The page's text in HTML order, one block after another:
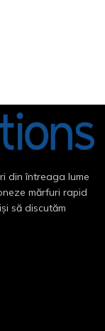
din întreaga lume
mărfuri rapid
să discutăm